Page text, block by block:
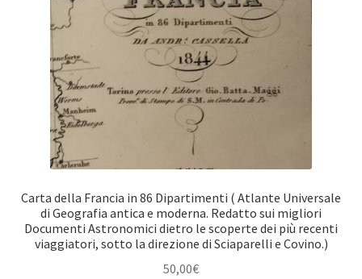
Carta della Francia in 86 Dipartimenti ( Atlante Universale
di Geografia antica e moderna. Redatto sui migliori
Documenti Astronomici dietro le scoperte dei più recenti
viaggiatori, sotto la direzione di Sciaparelli e Covino.)
50,00€